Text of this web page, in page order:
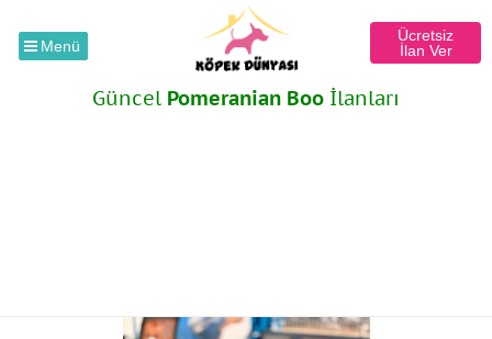
Menü
Ücretsiz
İlan Ver
Güncel Pomeranian Boo İlanları